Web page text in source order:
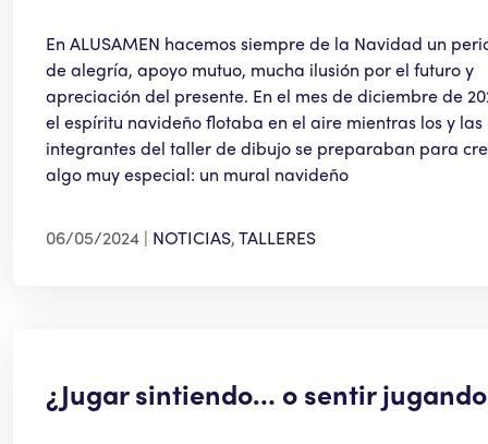
En ALUSAMEN hacemos siempre de la Navidad un
de alegría, apoyo mutuo, mucha ilusión por el futuro y
apreciación del presente. En el mes de diciembre de
el espíritu navideño flotaba en el aire mientras los y las
integrantes del taller de dibujo se preparaban para
algo muy especial: un mural navideño
06/05/2024 NOTICIAS,TALLERES
¿Jugar sintiendo… o sentir